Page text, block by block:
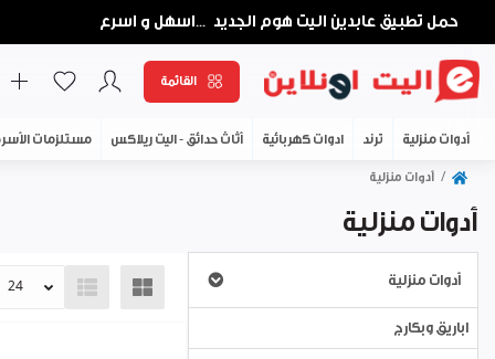
حمل تطبيق عابدين اليت هوم الجديد ...اسهل و اسرع
القائمة
أدوات منزلية ترند ادوات كهربائية أثاث حدائق - اليت ريلاكس مستلزمات
أدوات منزلية
أدوات منزلية
أدوات منزلية
اباريق وبكارج